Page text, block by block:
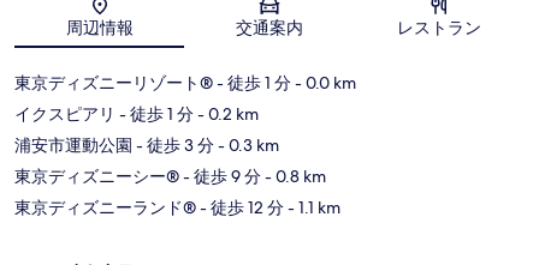
地図
周辺情報 交通案内 レストラン
東京ディズニーリゾート®- 徒歩 1 分- 0.0 km
イクスピアリ - 徒歩 1 分- 0.2 km
浦安市運動公園 - 徒歩 3 分- 0.3 km
東京ディズニーシー®- 徒歩 9 分- 0.8 km
東京ディズニーランド®- 徒歩 12 分- 1.1 km